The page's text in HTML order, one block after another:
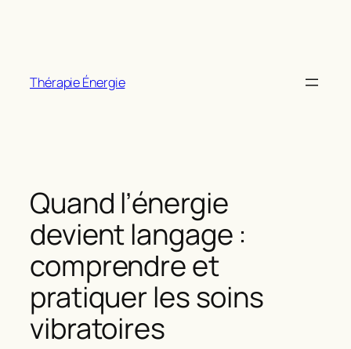
Thérapie Énergie
Quand l’énergie
devient langage :
comprendre et
pratiquer les soins
vibratoires